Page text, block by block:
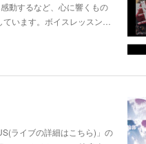
動するなど、心に響くもの
います。ボイスレッスン…
ライブの詳細はこちら)」の